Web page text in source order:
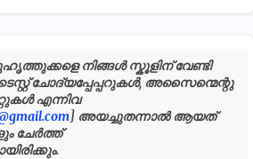
നിങ്ങൾ സ്കൂളിന് വേണ്ടി
ചോദ്യപ്പേപ്പറുകൾ, അസൈന്മെന്റു
എന്നിവ
] അയച്ചുതന്നാൽ ആയത്
ചേർത്ത്